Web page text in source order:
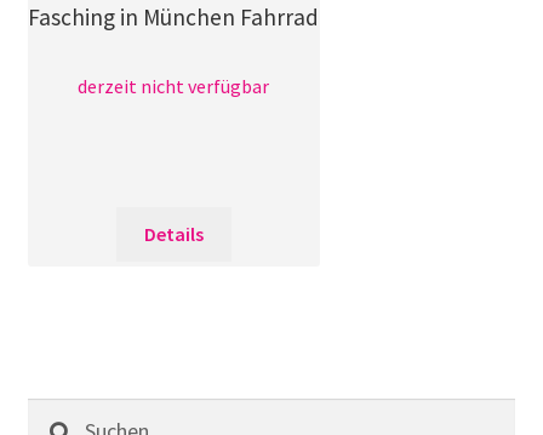
Fasching in München Fahrrad
derzeit nicht verfügbar
Details
Suchen